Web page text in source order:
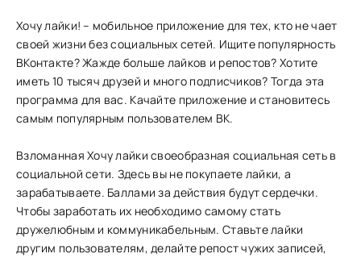
Хочу лайки! – мобильное приложение для тех, кто не чает
своей жизни без социальных сетей. Ищите популярность
ВКонтакте? Жажде больше лайков и репостов? Хотите
иметь 10 тысяч друзей и много подписчиков? Тогда эта
программа для вас. Качайте приложение и становитесь
самым популярным пользователем ВК.
Взломанная Хочу лайки своеобразная социальная сеть в
социальной сети. Здесь вы не покупаете лайки, а
зарабатываете. Баллами за действия будут сердечки.
Чтобы заработать их необходимо самому стать
дружелюбным и коммуникабельным. Ставьте лайки
другим пользователям, делайте репост чужих записей,